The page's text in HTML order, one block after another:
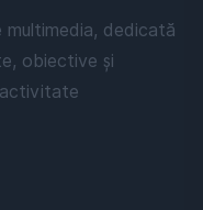
multimedia, dedicată
obiective și